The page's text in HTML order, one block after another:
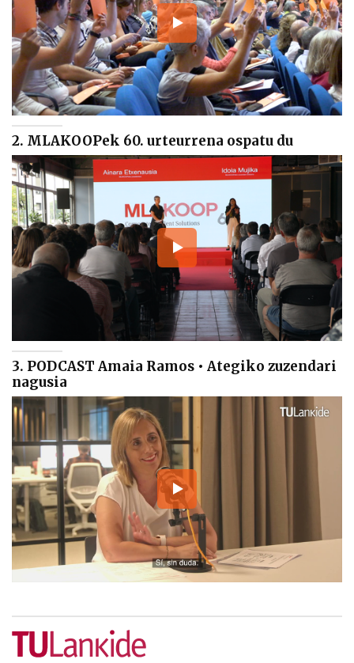
2. MLAKOOPek 60. urteurrena ospatu du
3. PODCAST Amaia Ramos • Ategiko zuzendari
nagusia